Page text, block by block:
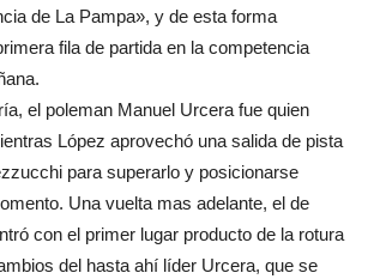
de La Pampa», y de esta forma
fila de partida en la competencia
el poleman Manuel Urcera fue quien
López aprovechó una salida de pista
para superarlo y posicionarse
Una vuelta mas adelante, el de
con el primer lugar producto de la rotura
del hasta ahí líder Urcera, que se